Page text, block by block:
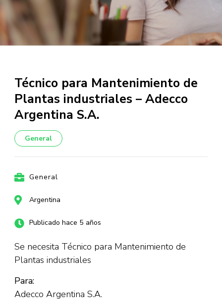
Técnico para Mantenimiento de
Plantas industriales – Adecco
Argentina S.A.
General
General
Argentina
Publicado hace 5 años
Se necesita Técnico para Mantenimiento de
Plantas industriales
Para:
Adecco Argentina S.A.